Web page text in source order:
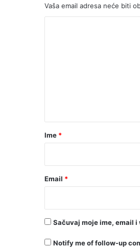
Vaša email adresa neće biti
rIme *
Email *
Sačuvaj moje ime, email i
Notify me of follow-up